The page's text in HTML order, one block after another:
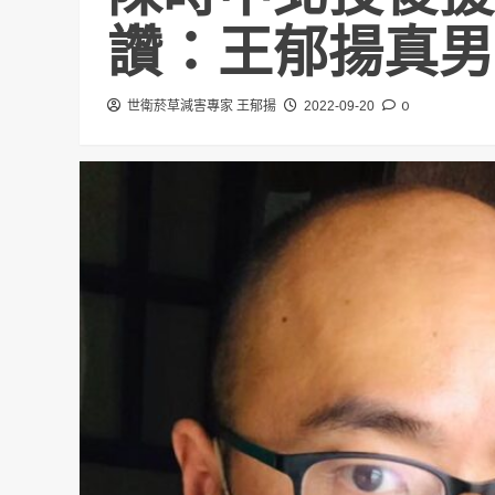
讚：王郁揚真
世衛菸草減害專家 王郁揚 2022-09-20 0